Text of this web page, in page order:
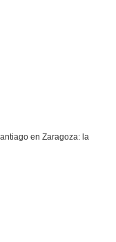
en Zaragoza: la